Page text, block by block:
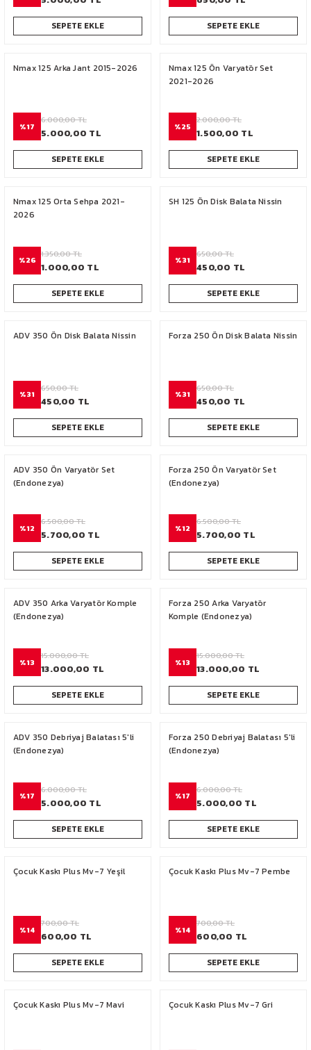
SEPETE EKLE SEPETE EKLE
Nmax 125 Arka Jant 2015-2026
%17
6.000,00 TL
5.000,00 TL
SEPETE EKLE
Nmax 125 Ön Varyatör Set
2021-2026
%25
2.000,00 TL
1.500,00 TL
SEPETE EKLE
Nmax 125 Orta Sehpa 2021-
2026
%26
1.350,00 TL
1.000,00 TL
SEPETE EKLE
SH 125 Ön Disk Balata Nissin
%31
650,00 TL
450,00 TL
SEPETE EKLE
ADV 350 Ön Disk Balata Nissin
%31
650,00 TL
450,00 TL
SEPETE EKLE
Forza 250 Ön Disk Balata Nissin
%31
650,00 TL
450,00 TL
SEPETE EKLE
ADV 350 Ön Varyatör Set
(Endonezya)
%12
6.500,00 TL
5.700,00 TL
SEPETE EKLE
Forza 250 Ön Varyatör Set
(Endonezya)
%12
6.500,00 TL
5.700,00 TL
SEPETE EKLE
ADV 350 Arka Varyatör Komple
(Endonezya)
%13
15.000,00 TL
13.000,00 TL
SEPETE EKLE
Forza 250 Arka Varyatör
Komple (Endonezya)
%13
15.000,00 TL
13.000,00 TL
SEPETE EKLE
ADV 350 Debriyaj Balatası 5'li
(Endonezya)
%17
6.000,00 TL
5.000,00 TL
SEPETE EKLE
Forza 250 Debriyaj Balatası 5'li
(Endonezya)
%17
6.000,00 TL
5.000,00 TL
SEPETE EKLE
Çocuk Kaskı Plus Mv-7 Yeşil
%14
700,00 TL
600,00 TL
SEPETE EKLE
Çocuk Kaskı Plus Mv-7 Pembe
%14
700,00 TL
600,00 TL
SEPETE EKLE
Çocuk Kaskı Plus Mv-7 Mavi Çocuk Kaskı Plus Mv-7 Gri